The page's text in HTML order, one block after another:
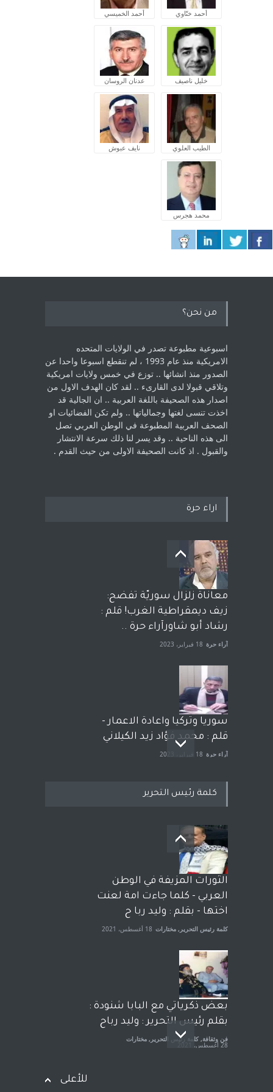
أحمد ختّاوي أحمد الخميسي
خليل ناصيف عدنان الروسان
الطيب العلوي نايف عبوش
محمد هجرس
من نحن؟
اسبوعية مطبوعة تصدر في الولايات المتحده
الامريكية منذ عام 1993 ، لم ‏تنقطع اسبوعا واحدا عن
الصدور منذ انشائها .. توزع في خمس ولايات امريكية
‏وتلاقي قبولا لدى القارىء ..‏ لقد كان الهدف الاول من
اصدار هذه الصحيفة باللغة العربية .. ان الجالية قد
اخذت ‏تنسى لغتها وجمالياتها .. ولم تكن الفضائيات او
الصحف العربية المطبوعة في الوطن ‏العربي تصل
الى هذه الناحية .. وقد يسر لنا ذلك سرعة الانتشار
والقبول . اذ كانت ‏الصحيفة الاولى من حيث القدم . ‏
اراء حرة
معاناة زلزال سوريّة تفضح:
زيف ديمقراطية الغرب! قلم :
رشاد أبو شاورآراء حرة ..
آراء حرة 18 فبراير، 2023
سوريا وتركيا واعادة الاعمار -
قلم : محمد فؤاد زيد الكيلاني
آراء حرة 18 فبراير، 2023
بعد معارك قضائية طاحنة كتب
وترافع فيها بنفسه مرة اخرى..
الشيخ طارق يوسف يقهر
الحكومة الأمريكية ، فأعطوه
الجنسية عن يد وهم صاغرون،
آراء حرة مختارات 7 أبريل، 2023
كلمة رئيس التحرير
الثورات المزيفة في الوطن
العربي - كلما جاءت امة لعنت
اختها - بقلم : وليد ربا ح
كلمة رئيس التحرير , مختارات 18 أغسطس، 2021
بعض ذكرياتي مع البابا شنودة :
بقلم رئيس التحرير : وليد رباح
فن وثقافة, كلمة رئيس التحرير , مختارات
28 أغسطس، 2021
للأعلى